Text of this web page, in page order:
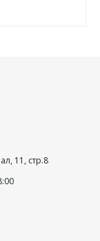
11, стр.8